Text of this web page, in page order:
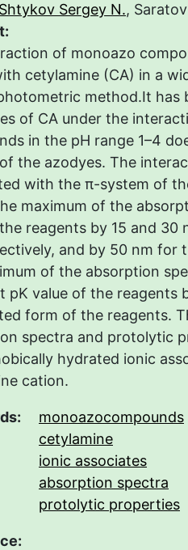
Shtykov Sergey N.,
of monoazo
cetylamine (CA) in a
method.It
of CA under the
in the pH range 1–4
the azodyes. The
with the π-system of
maximum of the
reagents by 15 and
and by 50 nm
of the absorption
pK value of the reagents
form of the reagents.
spectra and protolytic
hydrated ionic
cation.
monoazocompounds
cetylamine
ionic associates
absorption spectra
protolytic properties